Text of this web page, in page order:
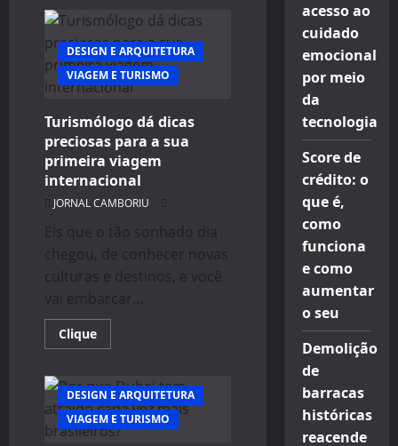
Rio
ocupa
pela
primeira
vez
o
histórico
do
Touring
Club
Brasil
DESIGN E ARQUITETURA
VIAGEM E TURISMO
Turismólogo dá dicas
preciosas para a sua
primeira viagem
internacional
JORNAL CAMBORIU
Eis que o tão sonhado dia
chegou, de conhecer novas
culturas e destinos, e você
vai embarcar...
CliqueRead
more
dá
dicas
preciosas
para
a
DESIGN E ARQUITETURA
VIAGEM E TURISMO
acesso ao
cuidado
emocional
por meio
da
tecnologia
Score de
crédito: o
que é,
como
funciona
e como
aumentar
o seu
Demolição
de
barracas
históricas
reacende